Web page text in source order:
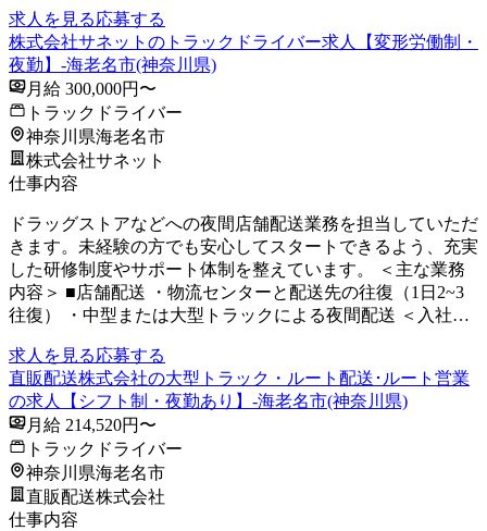
求人を見る応募する
株式会社サネットのトラックドライバー求人【変形労働制・
夜勤】-海老名市(神奈川県)
月給 300,000円〜
トラックドライバー
神奈川県海老名市
株式会社サネット
仕事内容
ドラッグストアなどへの夜間店舗配送業務を担当していただ
きます。未経験の方でも安心してスタートできるよう、充実
した研修制度やサポート体制を整えています。 ＜主な業務
内容＞ ■店舗配送 ・物流センターと配送先の往復（1日2~3
往復） ・中型または大型トラックによる夜間配送 ＜入社…
求人を見る応募する
直販配送株式会社の大型トラック・ルート配送･ルート営業
の求人【シフト制・夜勤あり】-海老名市(神奈川県)
月給 214,520円〜
トラックドライバー
神奈川県海老名市
直販配送株式会社
仕事内容